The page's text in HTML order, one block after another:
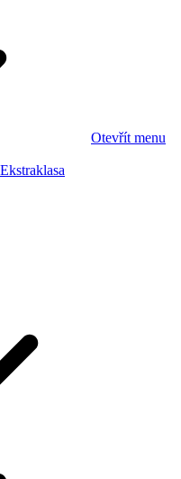
Otevřít menu